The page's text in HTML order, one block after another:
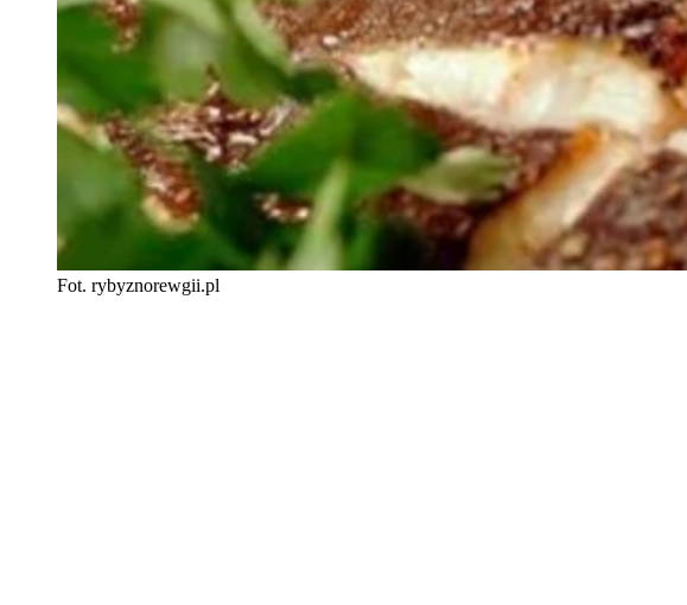
Fot. rybyznorewgii.pl